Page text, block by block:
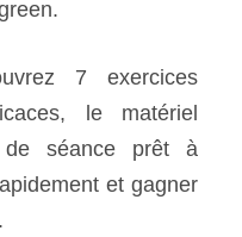
7 exercices
le matériel
séance prêt à
et gagner